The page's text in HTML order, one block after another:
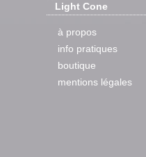
Light Cone
à propos
info pratiques
boutique
mentions légales